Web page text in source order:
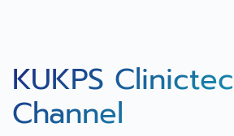
KUKPS
Channel